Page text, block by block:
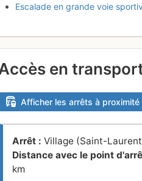
Escalade en grande voie
en
Afficher les arrêts à proximité
Arrêt :Village (Saint-
Distance avec le point
km